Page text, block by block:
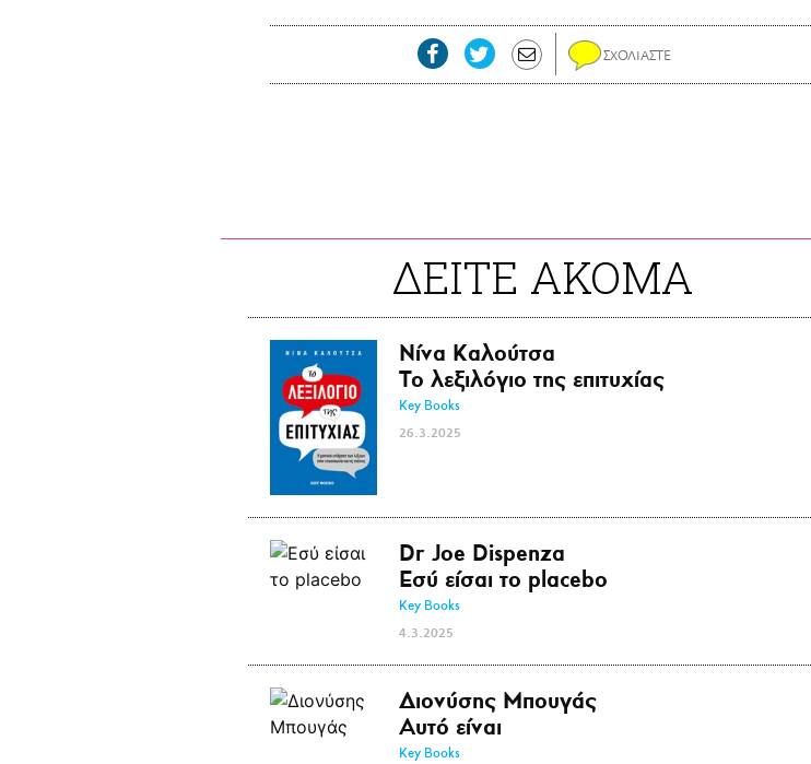
ΔΕΙΤΕ ΑΚΟΜΑ
Νίνα Καλούτσα
Το λεξιλόγιο της επιτυχίας
Key Books
26.3.2025
Dr Joe Dispenza
Εσύ είσαι το placebo
Key Books
4.3.2025
Διονύσης Μπουγάς
Αυτό είναι
Key Books